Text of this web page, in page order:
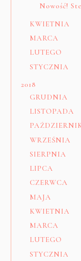
Nowość!
KWIETNIA
MARCA
LUTEGO
STYCZNIA
2018
GRUDNIA
LISTOPADA
WRZEŚNIA
SIERPNIA
LIPCA
CZERWCA
MAJA
KWIETNIA
MARCA
LUTEGO
STYCZNIA